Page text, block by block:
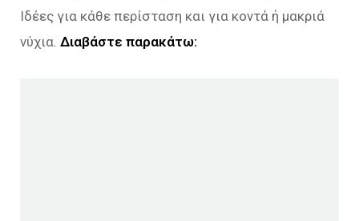
Ιδέες για κάθε περίσταση και για κοντά ή μακριά
νύχια. Διαβάστε παρακάτω: